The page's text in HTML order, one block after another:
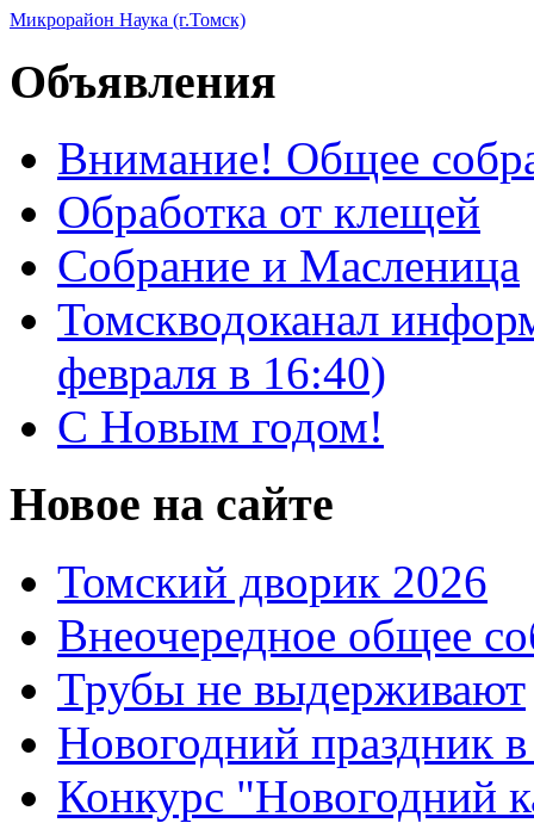
Микрорайон Наука (г.Томск)
Объявления
Внимание! Общее
Обработка от клещей
Собрание и Масленица
Томскводоканал
февраля в 16:40)
С Новым годом!
Новое на сайте
Томский дворик 2026
Внеочередное общее
Трубы не выдерживают
Новогодний праздник
Конкурс "Новогодний